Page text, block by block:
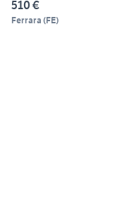
510 €
Ferrara (FE)